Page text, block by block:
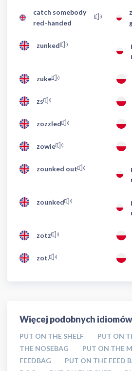
catch somebody
red-handed
zunked
zuke
zs
zozzled
zowie
zounked out
zounked
zotz
zot.
Więcej podobnych idiomów
PUT ON THE SHELF PUT ON
THE NOSEBAG
PUT ON THE
FEEDBAG
PUT ON THE FEED